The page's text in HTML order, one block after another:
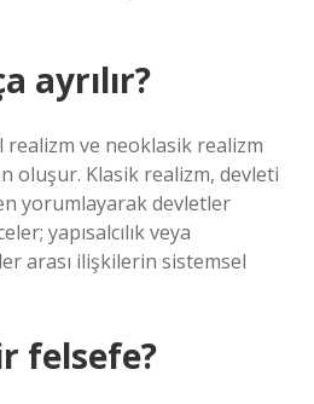
ayrılır?
realizm ve neoklasik realizm
oluşur. Klasik realizm, devleti
yorumlayarak devletler
yapısalcılık veya
arası ilişkilerin sistemsel
felsefe?